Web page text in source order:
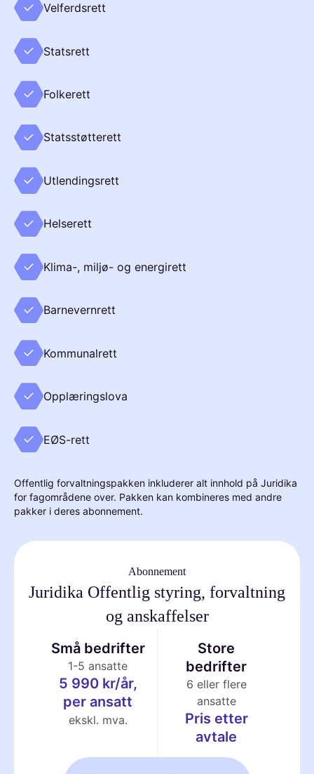
Velferdsrett
Statsrett
Folkerett
Statsstøtterett
Utlendingsrett
Helserett
Klima-, miljø- og energirett
Barnevernrett
Kommunalrett
Opplæringslova
EØS-rett
Offentlig forvaltningspakken inkluderer alt innhold på Juridika
for fagområdene over. Pakken kan kombineres med andre
pakker i deres abonnement.
Abonnement
Juridika Offentlig styring, forvaltning
og anskaffelser
Små bedrifter
1-5 ansatte
5 990 kr/år,
per ansatt
ekskl. mva.
Store
bedrifter
6 eller flere
ansatte
Pris etter
avtale